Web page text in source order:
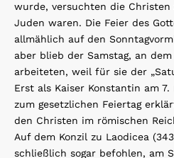
wurde, versuchten die Christen
Juden waren. Die Feier des
allmählich auf den
aber blieb der Samstag, an
arbeiteten, weil für sie der
Erst als Kaiser Konstantin am 7.
zum gesetzlichen Feiertag
den Christen im römischen
Auf dem Konzil zu Laodicea
schließlich sogar befohlen, am